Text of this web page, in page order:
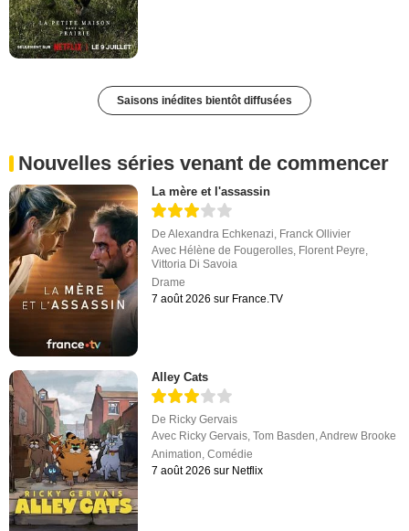
Saisons inédites bientôt diffusées
Nouvelles séries venant de commencer
La mère et l'assassin
DeAlexandra Echkenazi, Franck Ollivier
Avec Hélène de Fougerolles, Florent Peyre,
Vittoria Di Savoia
Drame
7 août 2026 sur France.TV
Alley Cats
De Ricky Gervais
Avec Ricky Gervais,Tom Basden,Andrew Brooke
Animation,Comédie
7 août 2026 sur Netflix